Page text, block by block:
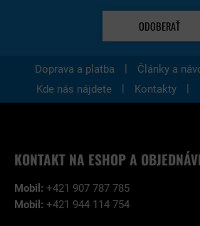
ODOBERAŤ
Doprava a platba | Články a
Kde nás nájdete
| Kontakty |
KONTAKT NA ESHOP A
Mobil: +421 907 787 785
Mobil: +421 944 114 754